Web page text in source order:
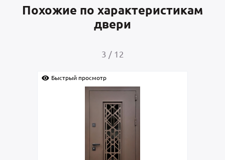
Похожие по характеристикам
двери
4 / 12
Быстрый просмотр